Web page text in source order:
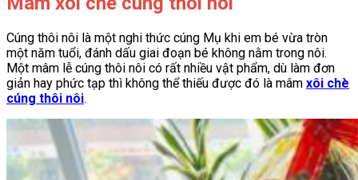
Cúng thôi nôi là một nghi thức cúng Mụ khi em bé vừa tròn
một năm tuổi, đánh dấu giai đoạn bé không nằm trong nôi.
Một mâm lễ cúng thôi nôi có rất nhiều vật phẩm, dù làm đơn
giản hay phức tạp thì không thể thiếu được đó là mâm xôi chè
cúng thôi nôi.